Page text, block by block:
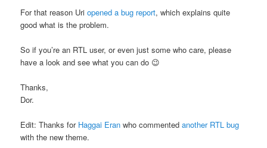
For that reason Uriopened a bug report, which explains quite
good what is the problem.
So if you’re an RTL user, or even just some who care, please
have a look and see what you can do 😉
Thanks,
Dor.
Edit: Thanks for Haggai Eran who commentedanother RTL bug
with the new theme.